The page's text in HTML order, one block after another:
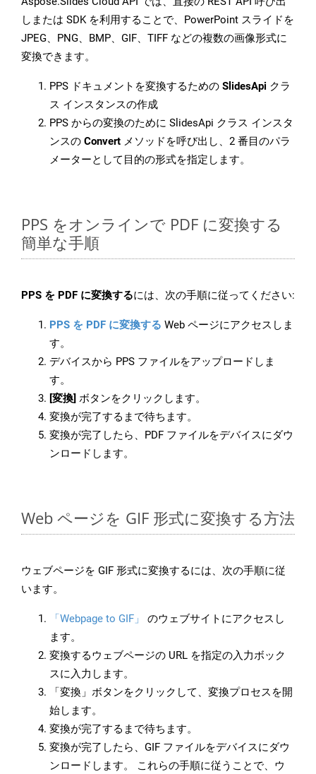
しまたは SDK を利用することで、PowerPoint スライドを
JPEG、PNG、BMP、GIF、TIFF などの複数の画像形式に
変換できます。
PPS ドキュメントを変換するための SlidesApi クラ
ス インスタンスの作成
PPS からの変換のために SlidesApi クラス インスタ
ンスの Convert メソッドを呼び出し、2 番目のパラ
メーターとして目的の形式を指定します。
PPS をオンラインで PDF に変換する
簡単な手順
PPS を PDF に変換するには、次の手順に従ってください:
PPS を PDF に変換する Web ページにアクセスしま
す。
デバイスから PPS ファイルをアップロードしま
す。
[変換] ボタンをクリックします。
変換が完了するまで待ちます。
変換が完了したら、PDF ファイルをデバイスにダウ
ンロードします。
Web ページを GIF 形式に変換する方法
ウェブページを GIF 形式に変換するには、次の手順に従
います。
「Webpage to GIF」
のウェブサイトにアクセスし
ます。
変換するウェブページの URL を指定の入力ボック
スに入力します。
「変換」ボタンをクリックして、変換プロセスを開
始します。
変換が完了するまで待ちます。
変換が完了したら、GIF ファイルをデバイスにダウ
ンロードします。 これらの手順に従うことで、ウ